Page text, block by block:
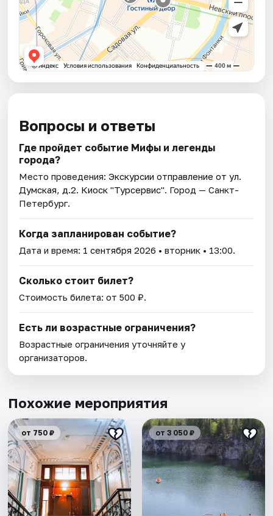
Вопросы и ответы
Где пройдет событие Мифы и легенды
города?
Место проведения:Экскурсии отправление от ул.
Думская, д.2. Киоск "Турсервис". Город — Санкт-
Петербург.
Когда запланирован событие?
Дата и время: 1 сентября 2026 • вторник • 13:00.
Сколько стоит билет?
Стоимость билета: от 500 ₽.
Есть ли возрастные ограничения?
Возрастные ограничения уточняйте у
организаторов.
Похожие мероприятия
от 750 ₽ от 3 050 ₽